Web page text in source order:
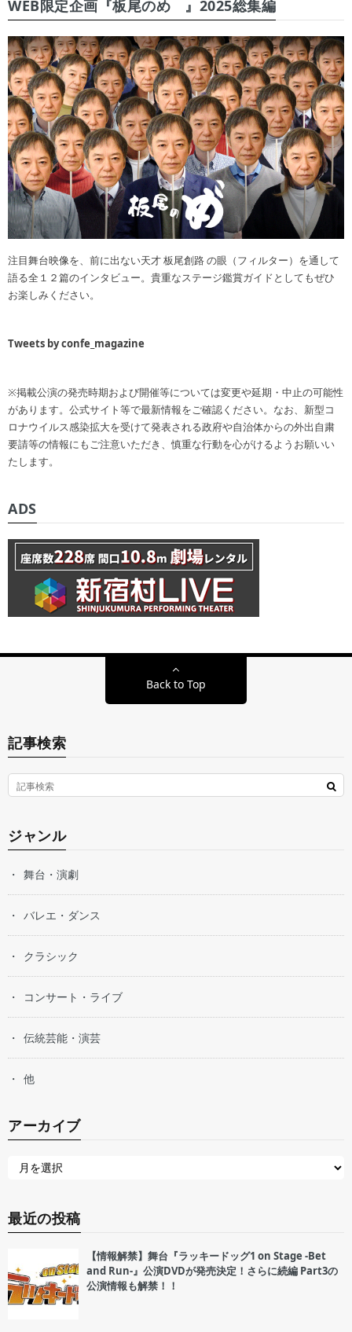
WEB限定企画『板尾のめ゙』2025総集編
注目舞台映像を、前に出ない天才 板尾創路 の眼（フィルター）を通して
語る全１２篇のインタビュー。貴重なステージ鑑賞ガイドとしてもぜひ
お楽しみください。
Tweets by confe_magazine
※掲載公演の発売時期および開催等については変更や延期・中止の可能性
があります。公式サイト等で最新情報をご確認ください。なお、新型コ
ロナウイルス感染拡大を受けて発表される政府や自治体からの外出自粛
要請等の情報にもご注意いただき、慎重な行動を心がけるようお願いい
たします。
ADS
Back to Top
記事検索
ジャンル
舞台・演劇
バレエ・ダンス
クラシック
コンサート・ライブ
伝統芸能・演芸
他
アーカイブ
最近の投稿
【情報解禁】舞台『ラッキードッグ1 on Stage -Bet
and Run-』公演DVDが発売決定！さらに続編 Part3の
公演情報も解禁！！